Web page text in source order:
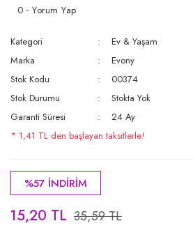
0 - Yorum Yap
Kategori
Ev & Yaşam
Marka
Evony
Stok Kodu
00374
Stok Durumu
Stokta Yok
Garanti Süresi
24 Ay
* 1,41 TL den başlayan taksitlerle!
%57 İNDİRİM
15,20 TL 35,59 TL